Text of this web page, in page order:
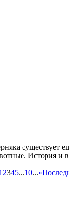
существует
История и
1 2345...10...»